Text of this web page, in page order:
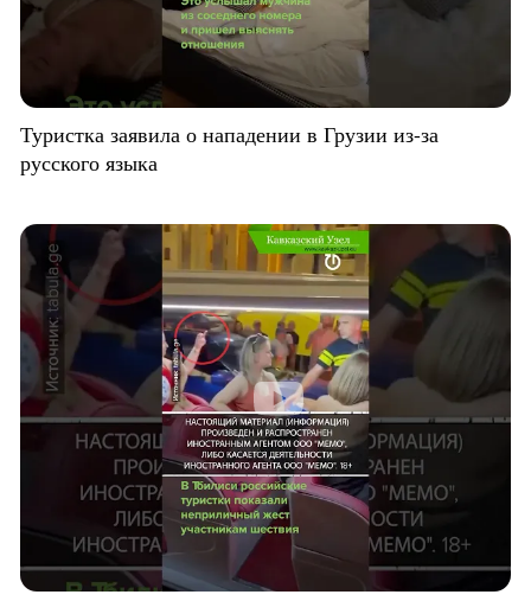
Туристка заявила о нападении в Грузии из-за
русского языка